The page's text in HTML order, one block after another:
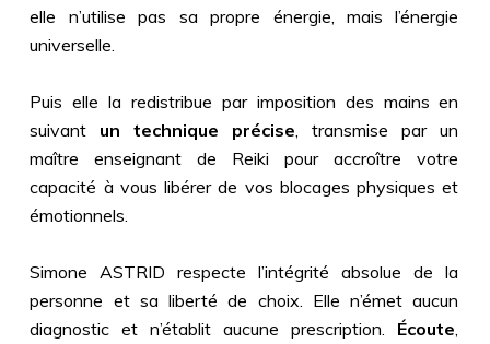
elle n’utilise pas sa propre énergie, mais l’énergie
universelle.
Puis elle la redistribue par imposition des mains en
suivant un technique précise , transmise par un
maître enseignant de Reiki pour accroître votre
capacité à vous libérer de vos blocages physiques et
émotionnels.
Simone ASTRID respecte l’intégrité absolue de la
personne et sa liberté de choix. Elle n’émet aucun
diagnostic et n’établit aucune prescription. Écoute